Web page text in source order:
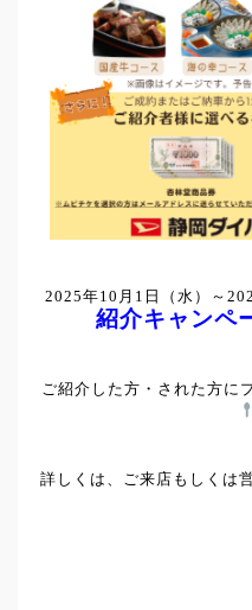
2025年10月1日（水）～
紹介キャンペ
ご紹介した方・された方に
詳しくは、ご来店もしくは